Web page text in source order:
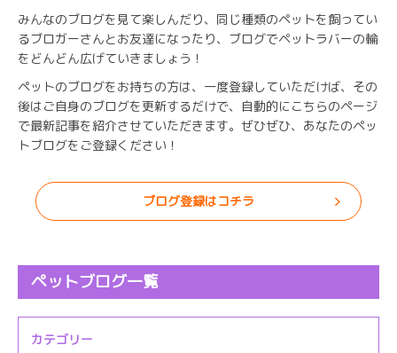
みんなのブログを見て楽しんだり、同じ種類のペットを飼ってい
るブロガーさんとお友達になったり、ブログでペットラバーの輪
をどんどん広げていきましょう！
ペットのブログをお持ちの方は、一度登録していただけば、その
後はご自身のブログを更新するだけで、自動的にこちらのページ
で最新記事を紹介させていただきます。ぜひぜひ、あなたのペッ
トブログをご登録ください！
ブログ登録はコチラ
ペットブログ一覧
カテゴリー